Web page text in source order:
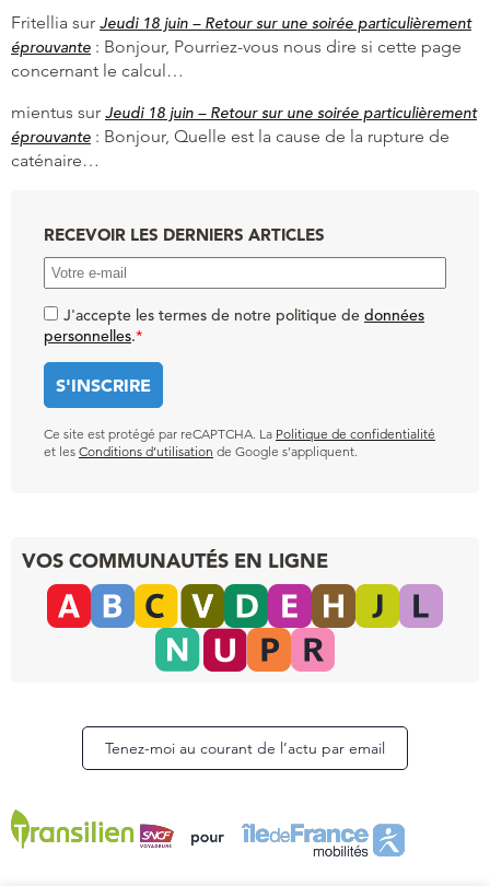
Fritellia sur Jeudi 18 juin – Retour sur une soirée particulièrement
éprouvante : Bonjour, Pourriez-vous nous dire si cette page
concernant le calcul…
mientus sur Jeudi 18 juin – Retour sur une soirée particulièrement
éprouvante : Bonjour, Quelle est la cause de la rupture de
caténaire…
RECEVOIR LES DERNIERS ARTICLES
J'accepte les termes de notre politique de données
personnelles.*
Ce site est protégé par reCAPTCHA. La Politique de confidentialité
et les Conditions d’utilisation de Google s’appliquent.
VOS COMMUNAUTÉS EN LIGNE
Tenez-moi au courant de l’actu par email